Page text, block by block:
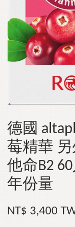
德國
莓精華
他命B2
年份量
NT$ 3,400